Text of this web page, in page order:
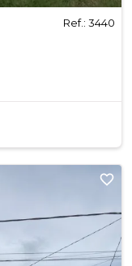
Ref.: 3440